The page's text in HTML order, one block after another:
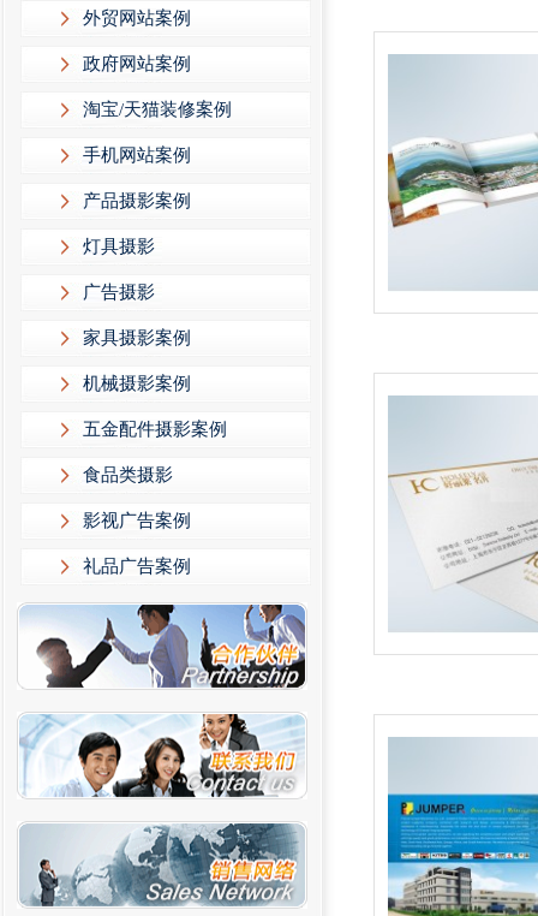
外贸网站案例
政府网站案例
淘宝/天猫装修案例
手机网站案例
产品摄影案例
灯具摄影
广告摄影
家具摄影案例
机械摄影案例
五金配件摄影案例
食品类摄影
影视广告案例
礼品广告案例